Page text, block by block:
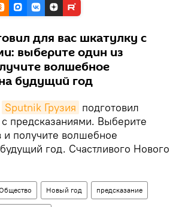
для вас шкатулку с
выберите один из
волшебное
будущий год
Sputnik Грузия подготовил
предсказаниями. Выберите
и получите волшебное
год. Счастливого Нового
Новый год предсказание